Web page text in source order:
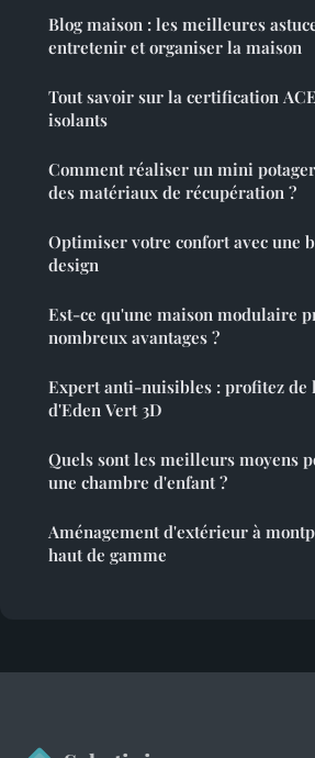
Blog maison : les meilleures
entretenir et organiser la maison
Tout savoir sur la certification
isolants
Comment réaliser un mini
des matériaux de récupération ?
Optimiser votre confort avec une
design
Est-ce qu'une maison modulaire
nombreux avantages ?
Expert anti-nuisibles : profitez de
d'Eden Vert 3D
Quels sont les meilleurs moyens
une chambre d'enfant ?
Aménagement d'extérieur à
haut de gamme